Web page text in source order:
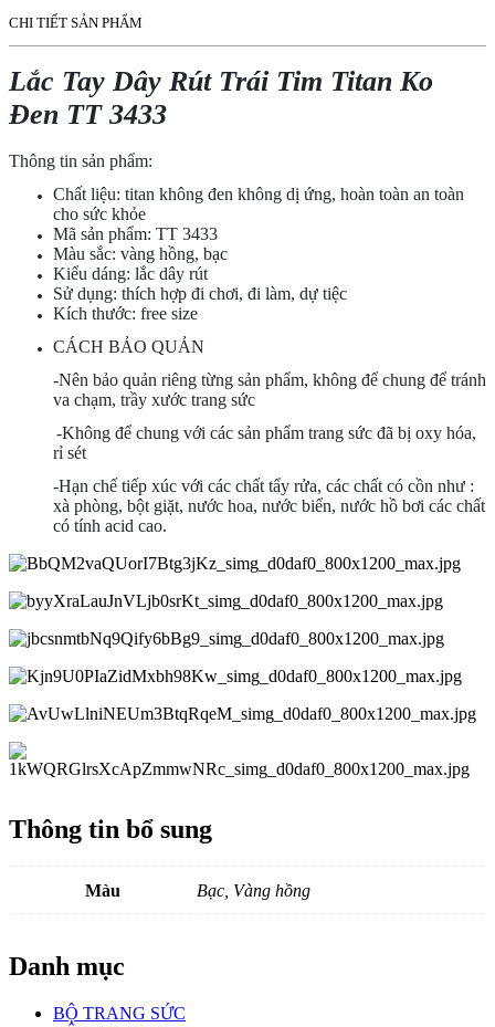
CHI TIẾT SẢN PHẨM
Lắc Tay Dây Rút Trái Tim Titan Ko
Đen TT 3433
Thông tin sản phẩm:
Chất liệu: titan không đen không dị ứng, hoàn toàn an toàn
cho sức khỏe
Mã sản phẩm: TT 3433
Màu sắc: vàng hồng, bạc
Kiểu dáng: lắc dây rút
Sử dụng: thích hợp đi chơi, đi làm, dự tiệc
Kích thước: free size
CÁCH BẢO QUẢN
-Nên bảo quản riêng từng sản phẩm, không để chung để tránh
va chạm, trầy xước trang sức
-Không để chung với các sản phẩm trang sức đã bị oxy hóa,
rỉ sét
-Hạn chế tiếp xúc với các chất tẩy rửa, các chất có cồn như :
xà phòng, bột giặt, nước hoa, nước biển, nước hồ bơi các chất
có tính acid cao.
Thông tin bổ sung
Màu Bạc, Vàng hồng
Danh mục
BỘ TRANG SỨC